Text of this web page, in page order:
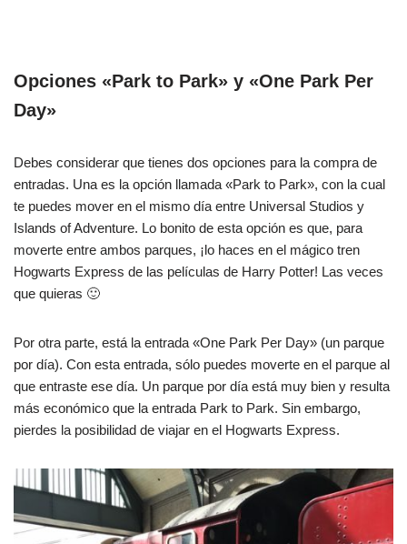
Opciones «Park to Park» y «One Park Per
Day»
Debes considerar que tienes dos opciones para la compra de
entradas. Una es la opción llamada «Park to Park», con la cual
te puedes mover en el mismo día entre Universal Studios y
Islands of Adventure. Lo bonito de esta opción es que, para
moverte entre ambos parques, ¡lo haces en el mágico tren
Hogwarts Express de las películas de Harry Potter! Las veces
que quieras 🙂
Por otra parte, está la entrada «One Park Per Day» (un parque
por día). Con esta entrada, sólo puedes moverte en el parque al
que entraste ese día. Un parque por día está muy bien y resulta
más económico que la entrada Park to Park. Sin embargo,
pierdes la posibilidad de viajar en el Hogwarts Express.